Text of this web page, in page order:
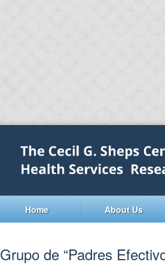
Home About Us
Grupo de “Padres